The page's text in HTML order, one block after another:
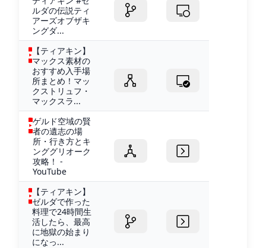
ルダの伝説ティ
アーズオブザキ
ングダ...
【ティアキン】
マックス素材の
おすすめ入手場
所まとめ！マッ
クストリュフ・
マックスラ...
ゲルド空域の賢
者の遺志の場
所・行き方とキ
ンググリオーク
攻略！ -
YouTube
【ティアキン】
ゼルダで作った
料理で24時間生
活したら、最高
に地獄の始まり
になっ...